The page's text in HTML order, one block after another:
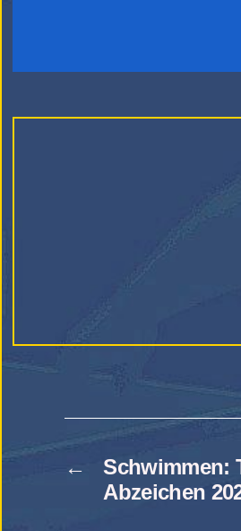
←
Schwimmen:
Abzeichen